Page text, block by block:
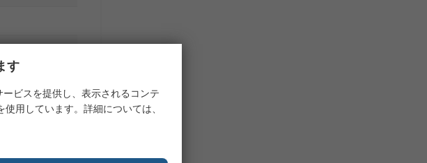
す
ビスを提供し、表示されるコンテ
用しています。詳細については、